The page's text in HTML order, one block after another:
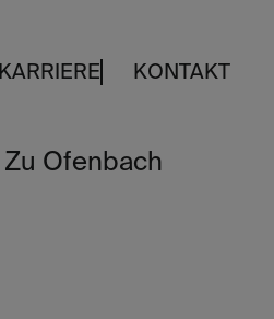
KARRIERE KONTAKT
Zu Ofenbach